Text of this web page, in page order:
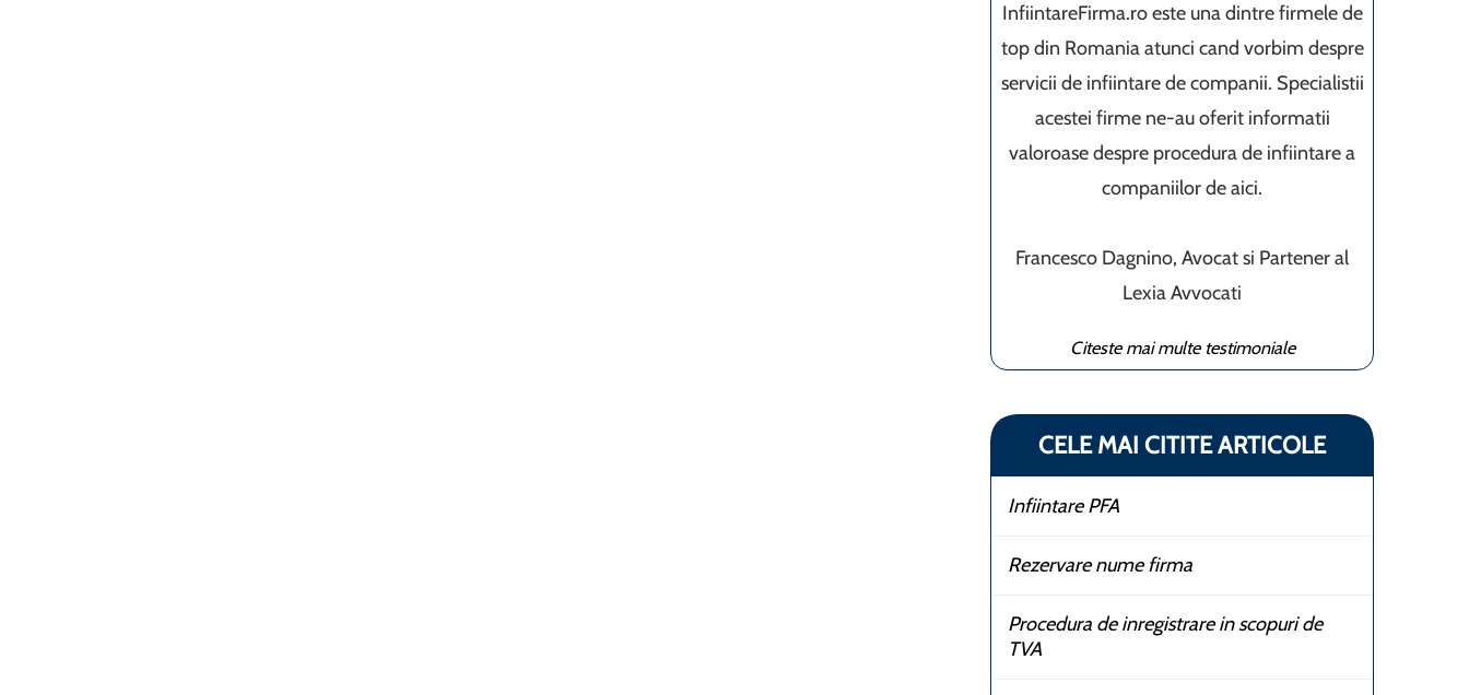
InfiintareFirma.ro este una dintre firmele de
top din Romania atunci cand vorbim despre
servicii de infiintare de companii. Specialistii
acestei firme ne-au oferit informatii
valoroase despre procedura de infiintare a
companiilor de aici.
Francesco Dagnino, Avocat si Partener al
Lexia Avvocati
Citeste mai multe testimoniale
CELE MAI CITITE ARTICOLE
Infiintare PFA
Rezervare nume firma
Procedura de inregistrare in scopuri de
TVA